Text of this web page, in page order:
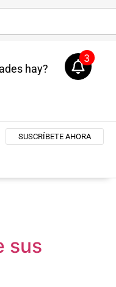
hay?
3
SUSCRÍBETE AHORA
sus